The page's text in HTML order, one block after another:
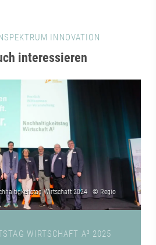
INNOVATION
interessieren
WIRTSCHAFT A³ 2025